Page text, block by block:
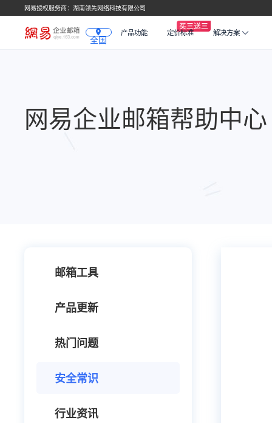
网易授权服务商：湖南领先网络科技有限公司
全国
产品功能 定价标准 解决方案
网易企业邮箱帮助中心
邮箱工具
产品更新
热门问题
安全常识
行业资讯